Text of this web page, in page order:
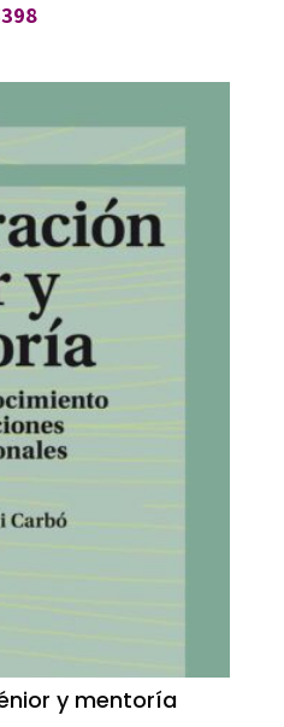
398
y mentoría